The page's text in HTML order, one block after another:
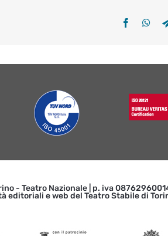
Facebook
- Teatro Nazionale | p. iva
editoriali e web del Teatro Stabile di